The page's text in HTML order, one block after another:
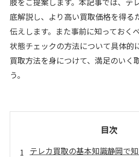
底解説し、より高い買取価格を得る
伝えします。また事前に知っておく
状態チェックの方法について具体的
買取方法を身につけて、満足のいく
う。
目次
テレカ買取の基本知識静岡で